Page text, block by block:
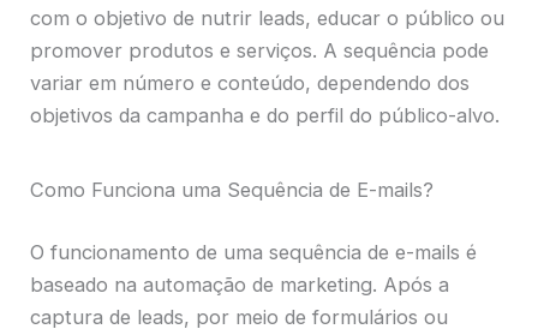
com o objetivo de nutrir leads, educar o público ou
promover produtos e serviços. A sequência pode
variar em número e conteúdo, dependendo dos
objetivos da campanha e do perfil do público-alvo.
Como Funciona uma Sequência de E-mails?
O funcionamento de uma sequência de e-mails é
baseado na automação de marketing. Após a
captura de leads, por meio de formulários ou